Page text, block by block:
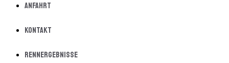
Anfahrt
Kontakt
Rennergebnisse